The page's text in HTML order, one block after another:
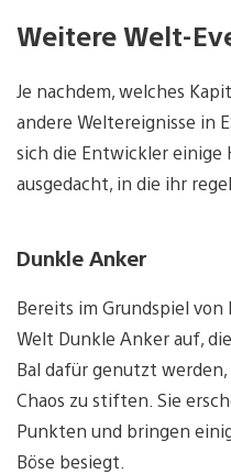
Weitere Welt-
Je nachdem, welches
andere Weltereignisse in
sich die Entwickler einige
ausgedacht, in die ihr
Dunkle Anker
Bereits im Grundspiel
Welt Dunkle Anker auf,
Bal dafür genutzt
Chaos zu stiften. Sie
Punkten und bringen
Böse besiegt.